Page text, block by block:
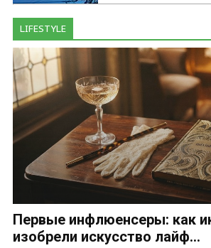
LIFESTYLE
Первые инфлюенсеры: как
изобрели искусство лайф...